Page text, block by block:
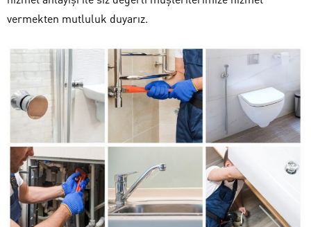
vermekten mutluluk duyarız.